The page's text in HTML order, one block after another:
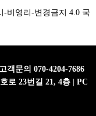
-비영리-변경금지 4.0 국
고객문의 070-4204-7686
로 23번길 21, 4층
PC